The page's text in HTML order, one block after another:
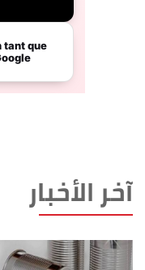
آخر الأخبار